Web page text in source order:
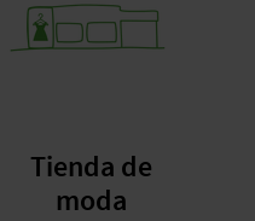
Tienda de
moda